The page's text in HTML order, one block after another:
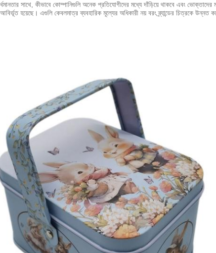
সাথে, কীভাবে কোম্পানিগুলি অনেক প্রতিযোগীদের মধ্যে দাঁড়িয়ে থাকবে এবং
আবির্ভূত হয়েছে। এগুলি কেবলমাত্র ব্যবহারিক মূল্যের অধিকারী নয় বরং ব্র্যান্ডের চিত্রকে